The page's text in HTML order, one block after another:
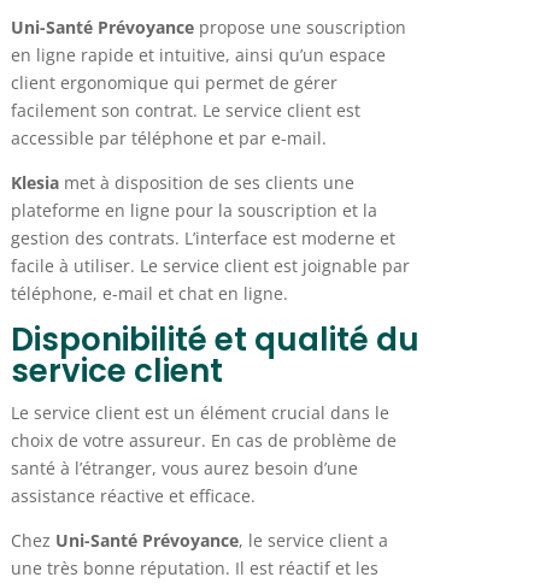
Uni-Santé Prévoyancepropose une souscription
en ligne rapide et intuitive, ainsi qu’un espace
client ergonomique qui permet de gérer
facilement son contrat. Le service client est
accessible par téléphone et par e-mail.
Klesiamet à disposition de ses clients une
plateforme en ligne pour la souscription et la
gestion des contrats. L’interface est moderne et
facile à utiliser. Le service client est joignable par
téléphone, e-mail et chat en ligne.
Disponibilité et qualité du
service client
Le service client est un élément crucial dans le
choix de votre assureur. En cas de problème de
santé à l’étranger, vous aurez besoin d’une
assistance réactive et efficace.
Chez Uni-Santé Prévoyance, le service client a
une très bonne réputation. Il est réactif et les